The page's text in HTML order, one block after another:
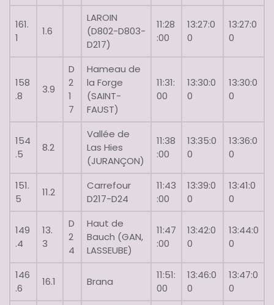
161.
1
1.6
LAROIN
(D802-D803-
D217)
11:28
:00
13:27:0
0
13:27:0
0
158
.8
3.9
D
2
1
7
Hameau de
la Forge
(SAINT-
FAUST)
11:31:
00
13:30:0
0
13:30:0
0
154
.5
8.2
Vallée de
Las Hies
(JURANÇON)
11:38
:00
13:35:0
0
13:36:0
0
151.
5
11.2
Carrefour
D217-D24
11:43
:00
13:39:0
0
13:41:0
0
149
.4
13.
3
D
2
4
Haut de
Bauch (GAN,
LASSEUBE)
11:47
:00
13:42:0
0
13:44:0
0
146
.6
16.1 Brana
11:51:
00
13:46:0
0
13:47:0
0